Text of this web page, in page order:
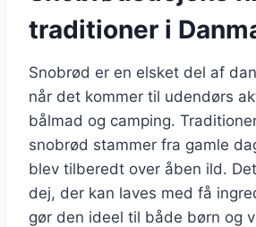
traditioner i
Snobrød er en elsket del af
når det kommer til udendørs
bålmad og camping.
snobrød stammer fra gamle
blev tilberedt over åben ild.
dej, der kan laves med få
gør den ideel til både børn og